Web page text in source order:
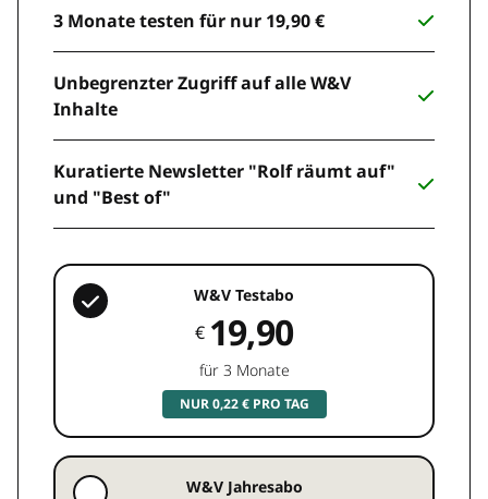
3 Monate testen für nur 19,90 €
Unbegrenzter Zugriff auf alle W&V
Inhalte
Kuratierte Newsletter "Rolf räumt auf"
und "Best of"
W&V Testabo
€ 19,90
für 3 Monate
NUR 0,22 € PRO TAG
W&V Jahresabo